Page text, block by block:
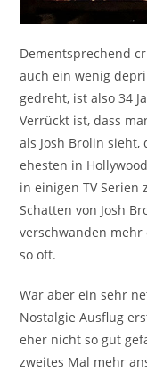
Dementsprechend
auch ein wenig
gedreht, ist also 34
Verrückt ist, dass
als Josh Brolin sieht,
ehesten in
in einigen TV Serien
Schatten von Josh
verschwanden
so oft.
War aber ein sehr
Nostalgie Ausflug
eher nicht so gut
zweites Mal mehr